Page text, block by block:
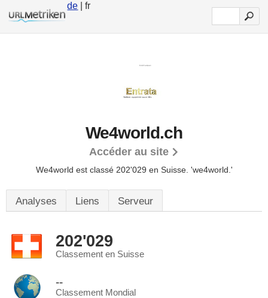
de | fr
We4world.ch
Accéder au site
We4world est classé 202'029 en Suisse. 'we4world.'
Analyses Liens Serveur
202'029
Classement en Suisse
--
Classement Mondial